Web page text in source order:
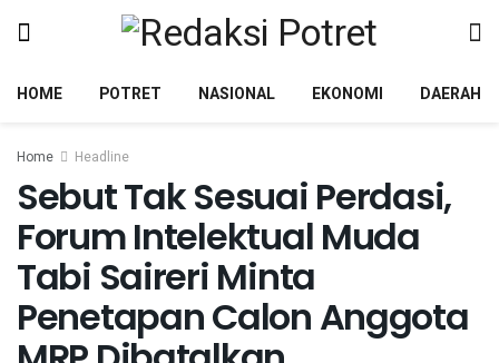
HOME POTRET NASIONAL EKONOMI DAERAH
Home Headline
Sebut Tak Sesuai Perdasi,
Forum Intelektual Muda
Tabi Saireri Minta
Penetapan Calon Anggota